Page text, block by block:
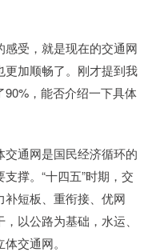
受，就是现在的交通网
加顺畅了。刚才提到我
，能否介绍一下具体
通网是国民经济循环的
撑。“十四五”时期，交
短板、重衔接、优网
以公路为基础，水运、
交通网。